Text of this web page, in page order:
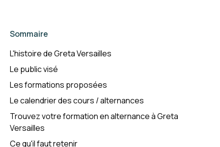
Sommaire
L'histoire de Greta Versailles
Le public visé
Les formations proposées
Le calendrier des cours / alternances
Trouvez votre formation en alternance à Greta
Versailles
Ce qu'il faut retenir